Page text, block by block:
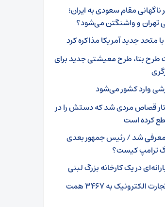
ناگهانی مقام سعودی به ایران؛
تهران و واشنگتن می‌شود؟
متحد جدید آمریکا مذاکره کرد
طرح بتا، طرح معیشتی جدید برای
وارد کشور می‌شود
قصاص مردی شد که دستش را در
کرده است
شد / رئیس جمهور بعدی
ترامپ کیست؟
در یک کارخانه بزرگ لبنی
ارزش معاملات تجارت الکترونیک به ۳۴۶۷ همت